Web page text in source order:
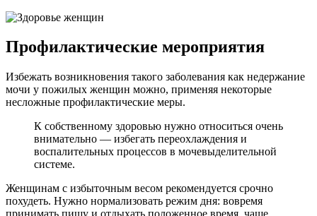
Профилактические мероприятия
Избежать возникновения такого заболевания как недержание
мочи у пожилых женщин можно, применяя некоторые
несложные профилактические меры.
К собственному здоровью нужно относиться очень
внимательно — избегать переохлаждения и
воспалительных процессов в мочевыделительной
системе.
Женщинам с избыточным весом рекомендуется срочно
похудеть. Нужно нормализовать режим дня: вовремя